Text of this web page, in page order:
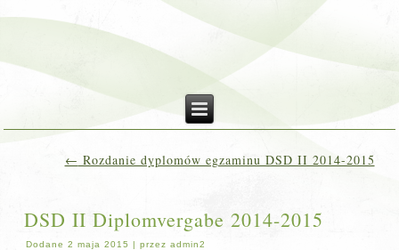
← Rozdanie dyplomów egzaminu DSD II 2014-2015
DSD II Diplomvergabe 2014-2015
Dodane 2 maja 2015 |przez admin2